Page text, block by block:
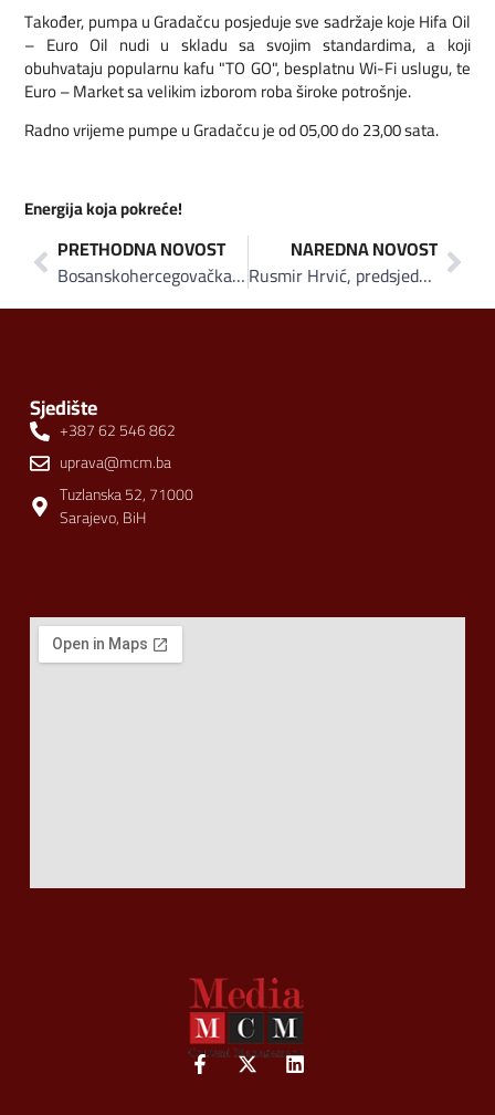
Također, pumpa u Gradačcu posjeduje sve sadržaje koje Hifa Oil
– Euro Oil nudi u skladu sa svojim standardima, a koji
obuhvataju popularnu kafu "TO GO", besplatnu Wi-Fi uslugu, te
Euro – Market sa velikim izborom roba široke potrošnje.
Radno vrijeme pumpe u Gradačcu je od 05,00 do 23,00 sata.
Energija koja pokreće!
PRETHODNA NOVOST
Bosanskohercegovačka «Hifa Oil» i francuski «Total» predstavili novi brend ISOMAX
NAREDNA NOVOST
Rusmir Hrvić, predsjednik Uprave AS Holding:Vrijednost naše ukupne aktive dostigla je pola milijarde KM
Sjedište
+387 62 546 862
uprava@mcm.ba
Tuzlanska 52, 71000
Sarajevo, BiH